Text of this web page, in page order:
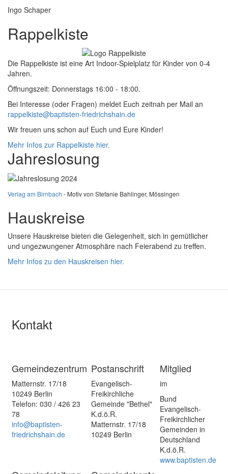
Ingo Schaper
Rappelkiste
Die Rappelkiste ist eine Art Indoor-Spielplatz für Kinder von 0-4
Jahren.
Öffnungszeit: Donnerstags 16:00 - 18:00.
Bei Interesse (oder Fragen) meldet Euch zeitnah per Mail an
rappelkiste@baptisten-friedrichshain.de
Wir freuen uns schon auf Euch und Eure Kinder!
Mehr Infos zur Rappelkiste hier.
Jahreslosung
Verlag am Birnbach - Motiv von Stefanie Bahlinger, Mössingen
Hauskreise
Unsere Hauskreise bieten die Gelegenheit, sich in gemütlicher
und ungezwungener Atmosphäre nach Feierabend zu treffen.
Mehr Infos zu den Hauskreisen hier.
Kontakt
Gemeindezentrum
Matternstr. 17/18
10249 Berlin
Telefon: 030 / 426 23
78
info@baptisten-
friedrichshain.de
Postanschrift
Evangelisch-
Freikirchliche
Gemeinde "Bethel"
K.d.ö.R.
Matternstr. 17/18
10249 Berlin
Mitglied
im
Bund
Evangelisch-
Freikirchlicher
Gemeinden in
Deutschland
K.d.ö.R.
www.baptisten.de